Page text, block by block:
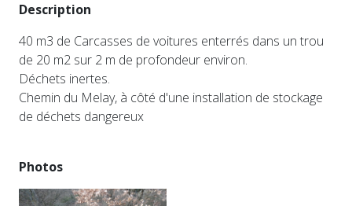
Description
40 m3 de Carcasses de voitures enterrés dans un trou
de 20 m2 sur 2 m de profondeur environ.
Déchets inertes.
Chemin du Melay, à côté d'une installation de stockage
de déchets dangereux
Photos